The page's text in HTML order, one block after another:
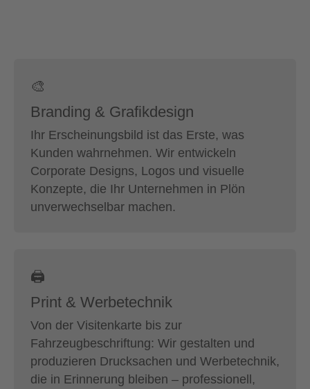
🎨
Branding & Grafikdesign
Ihr Erscheinungsbild ist das Erste, was
Kunden wahrnehmen. Wir entwickeln
Corporate Designs, Logos und visuelle
Konzepte, die Ihr Unternehmen in Plön
unverwechselbar machen.
🖨
Print & Werbetechnik
Von der Visitenkarte bis zur
Fahrzeugbeschriftung: Wir gestalten und
produzieren Drucksachen und Werbetechnik,
die in Erinnerung bleiben – professionell,